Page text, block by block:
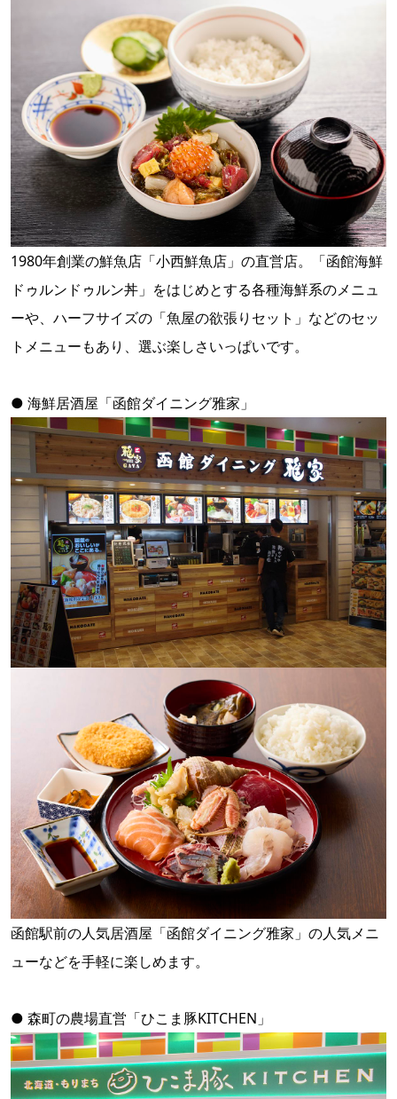
1980年創業の鮮魚店「小西鮮魚店」の直営店。「函館海鮮
ドゥルンドゥルン丼」をはじめとする各種海鮮系のメニュ
ーや、ハーフサイズの「魚屋の欲張りセット」などのセッ
トメニューもあり、選ぶ楽しさいっぱいです。
● 海鮮居酒屋「函館ダイニング雅家」
函館駅前の人気居酒屋「函館ダイニング雅家」の人気メニ
ューなどを手軽に楽しめます。
● 森町の農場直営「ひこま豚KITCHEN」